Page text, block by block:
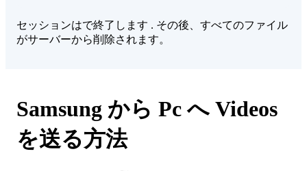
セッションはで終了します . その後、すべてのファイル
がサーバーから削除されます。
Samsung から Pc へ Videos
を送る方法